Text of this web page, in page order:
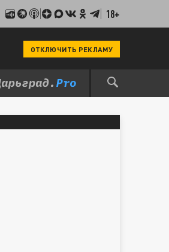
18+
ОТКЛЮЧИТЬ РЕКЛАМУ